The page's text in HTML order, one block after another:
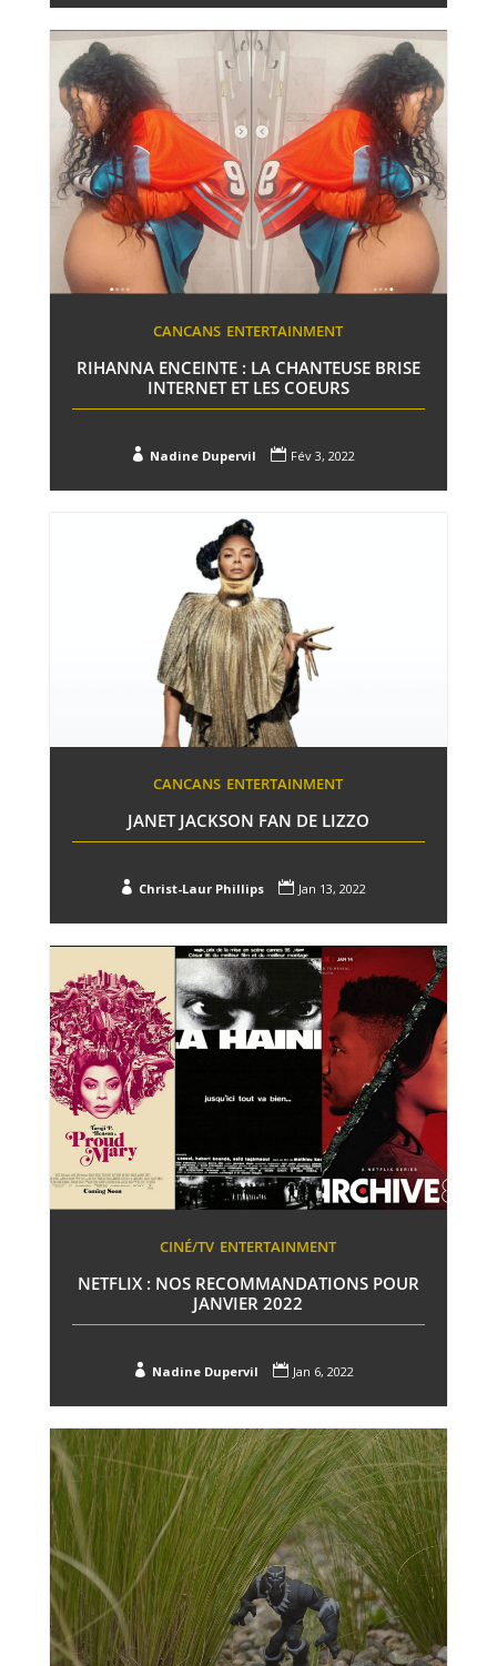
CANCANS ENTERTAINMENT
RIHANNA ENCEINTE : LA CHANTEUSE BRISE
INTERNET ET LES COEURS
 Nadine Dupervil  Fév 3, 2022
CANCANS ENTERTAINMENT
JANET JACKSON FAN DE LIZZO
 Christ-Laur Phillips  Jan 13, 2022
CINÉ/TV ENTERTAINMENT
NETFLIX : NOS RECOMMANDATIONS POUR
JANVIER 2022
 Nadine Dupervil  Jan 6, 2022